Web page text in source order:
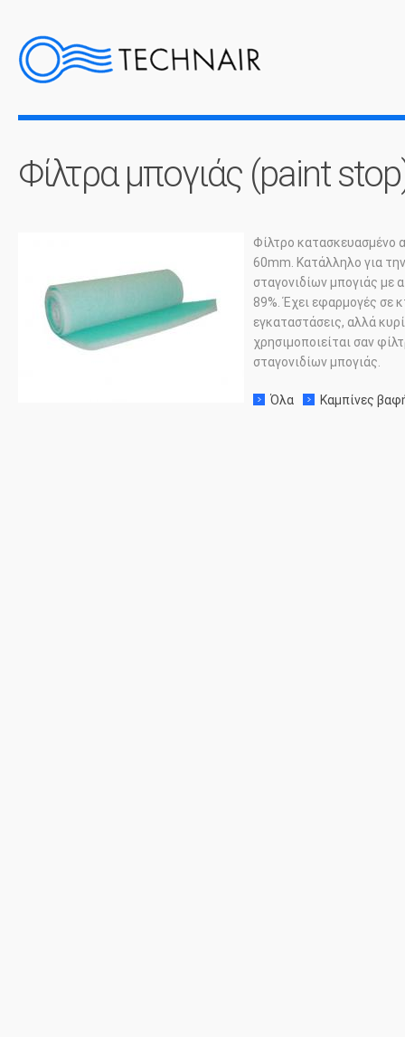
Φίλτρα μπογιάς (paint
Φίλτρο κατασκευασμένο
60mm . Κατάλληλο για
σταγονιδίων μπογιάς με
89%. Έχει εφαρμογές σε
εγκαταστάσεις, αλλά
χρησιμοποιείται σαν
σταγονιδίων μπογιάς.
Όλα Καμπίνες